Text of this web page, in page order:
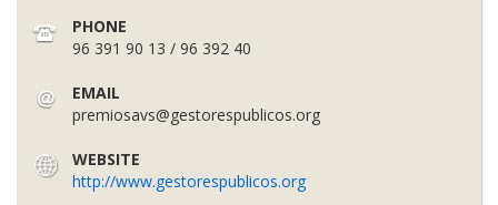
PHONE
96 391 90 13 / 96 392 40
EMAIL
premiosavs@gestorespublicos.org
WEBSITE
http://www.gestorespublicos.org